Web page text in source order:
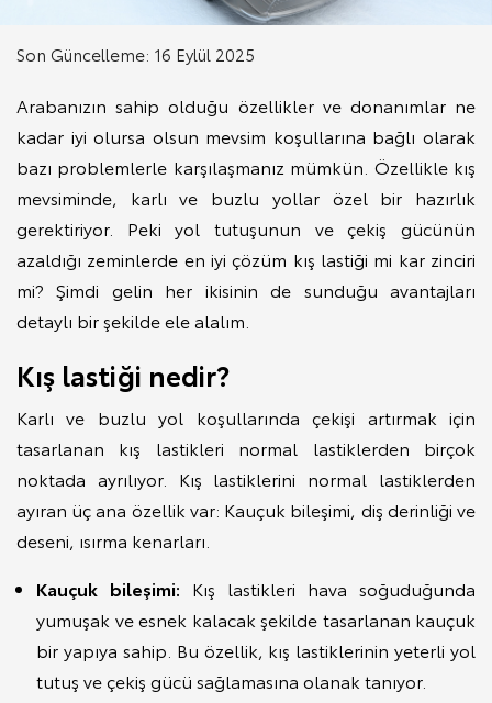
Son Güncelleme: 16 Eylül 2025
Arabanızın sahip olduğu özellikler ve donanımlar ne
kadar iyi olursa olsun mevsim koşullarına bağlı olarak
bazı problemlerle karşılaşmanız mümkün. Özellikle kış
mevsiminde, karlı ve buzlu yollar özel bir hazırlık
gerektiriyor. Peki yol tutuşunun ve çekiş gücünün
azaldığı zeminlerde en iyi çözüm kış lastiği mi kar zinciri
mi? Şimdi gelin her ikisinin de sunduğu avantajları
detaylı bir şekilde ele alalım.
Kış lastiği nedir?
Karlı ve buzlu yol koşullarında çekişi artırmak için
tasarlanan kış lastikleri normal lastiklerden birçok
noktada ayrılıyor. Kış lastiklerini normal lastiklerden
ayıran üç ana özellik var: Kauçuk bileşimi, diş derinliği ve
deseni, ısırma kenarları.
Kauçuk bileşimi: Kış lastikleri hava soğuduğunda
yumuşak ve esnek kalacak şekilde tasarlanan kauçuk
bir yapıya sahip. Bu özellik, kış lastiklerinin yeterli yol
tutuş ve çekiş gücü sağlamasına olanak tanıyor.